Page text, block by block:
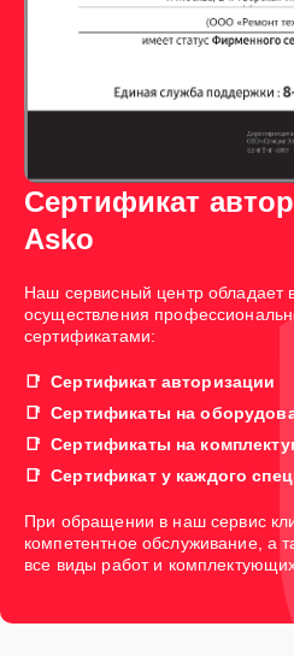
Сертификат
Asko
Наш сервисный центр
осуществления
сертификатами:
Сертификат авторизации
Сертификаты на
Сертификаты на
Сертификат у каждого
При обращении в наш сервис
компетентное обслуживание, а
все виды работ и